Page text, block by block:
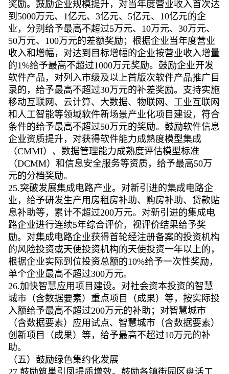
奖励。鼓励企业规模提升，对当年度营业收入首次达
到5000万元、1亿元、3亿元、5亿元、10亿元的企
业，分别给予最高不超过5万元、10万元、30万元、
50万元、100万元的差额奖励；根据企业当年度营业
收入和增幅，对达到目标增幅的企业按营业收入增量
的1%给予最高不超过1000万元奖励。鼓励企业开发
软件产品，对列入市级及以上首版次软件产品推广目
录的，给予最高不超过30万元的补差奖励。支持实施
移动互联网、云计算、大数据、物联网、工业互联网
和人工智能等领域软件新场景产业化项目建设，符合
条件的给予最高不超过50万元的奖励。鼓励软件信息
企业资质提升，对获得软件能力成熟度模型集成
（CMMI）、数据管理能力成熟度评估模型标准
（DCMM）和信息安全服务等资质，给予最高50万
元的分档奖励。
25.突破发展集成电路产业。对新引进的集成电路企
业，给予研发生产用房租房补助、购房补助、贷款贴
息补助等，累计不超过200万元。对新引进的集成电
路企业进行连续5年综合评价，视评价结果给予奖
励。对集成电路企业获得首轮经注册备案的投资机构
的风险投资或天使投资机构的天使投资一年以上的，
根据企业实际到位投资总额的10%给予一次性奖励，
单个企业最高不超过300万元。
26.加快智慧应用项目建设。对社会资本投资的智慧
城市（含数据要素）重点项目（成果）等，按实际投
入额给予最高不超过200万元的补助；对智慧城市
（含数据要素）应用试点、智慧城市（含数据要素）
创新项目（成果）等，给予最高不超过10万元的补
助。
（五）鼓励绿色集约化发展
27.鼓励筑巢引凤提质增效。鼓励各镇街园区盘活工